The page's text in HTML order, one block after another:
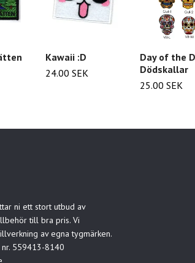
Kawaii :D
24.00 SEK
Day of the
Dödskallar
25.00 SEK
ni ett stort utbud av
till bra pris. Vi
av egna tygmärken.
nr. 559413-8140